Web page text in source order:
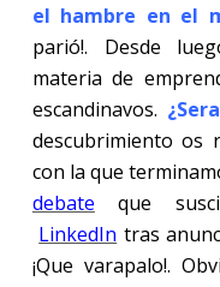
el hambre en el
parió!. Desde
materia de
escandinavos.
descubrimiento os
con la que
debate que
LinkedIn tras
¡Que varapalo!.